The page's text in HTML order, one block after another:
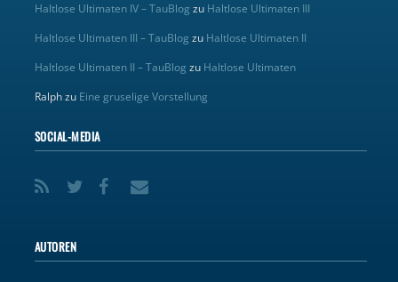
Haltlose Ultimaten IV – TauBlog zu Haltlose Ultimaten III
Haltlose Ultimaten III – TauBlog zu Haltlose Ultimaten II
Haltlose Ultimaten II – TauBlog zu Haltlose Ultimaten
Ralphzu Eine gruselige Vorstellung
SOCIAL-MEDIA
AUTOREN